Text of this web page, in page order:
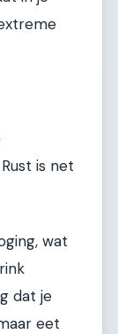
is net
wat
dat je
eet